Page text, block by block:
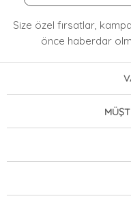
Size özel fırsatlar,
önce haberdar